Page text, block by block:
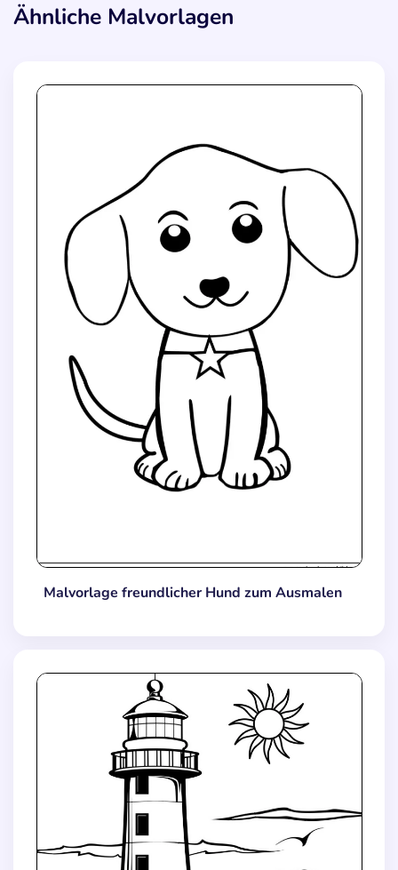
Ähnliche Malvorlagen
Malvorlage freundlicher Hund zum Ausmalen